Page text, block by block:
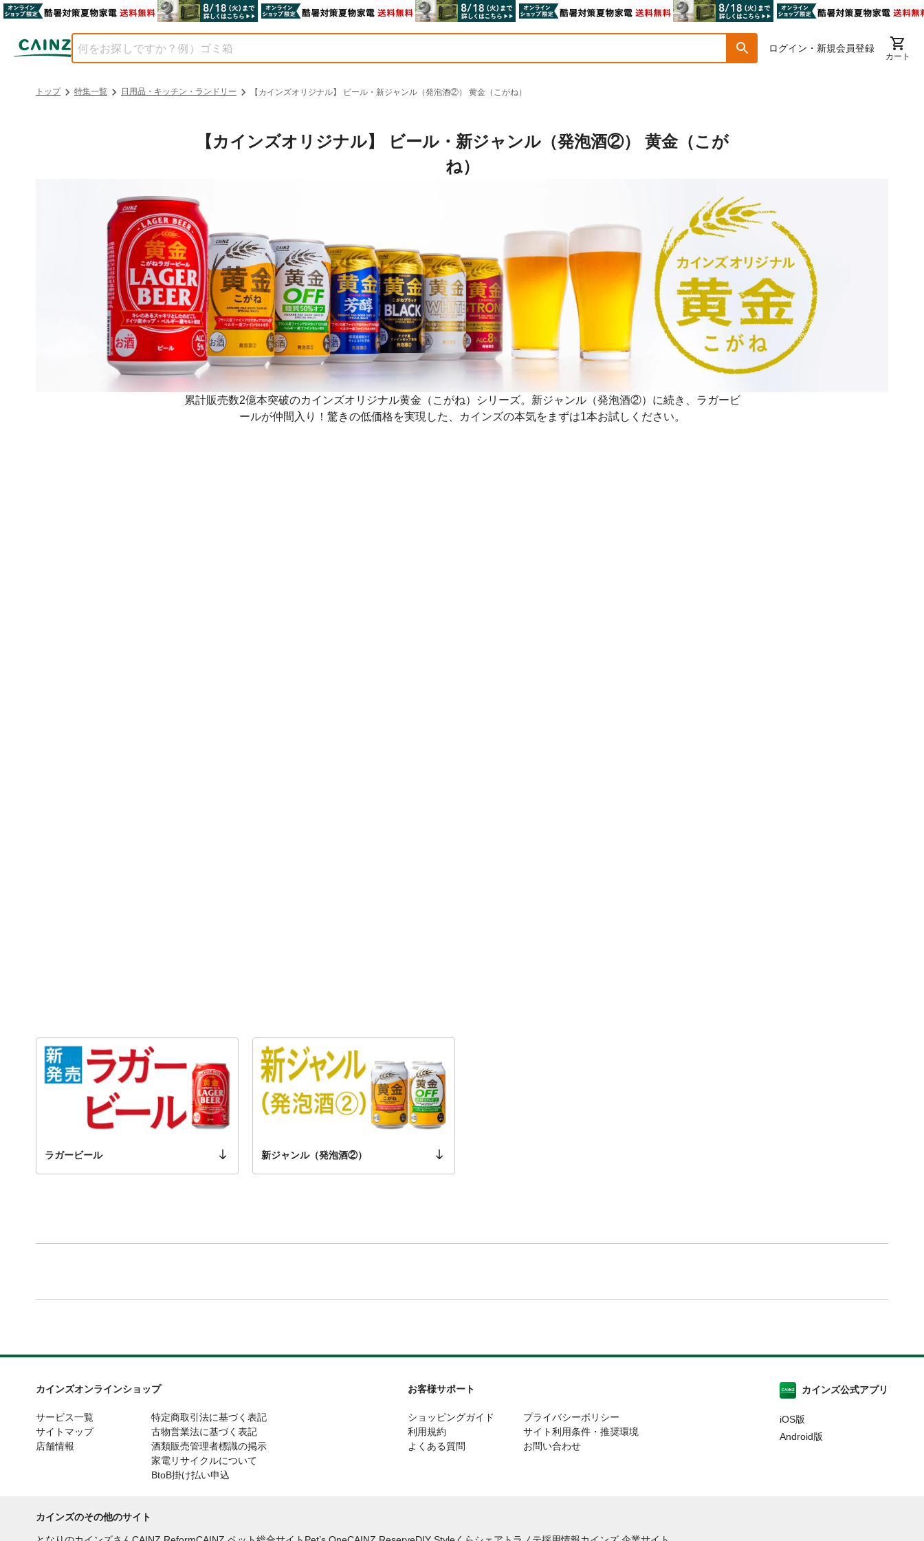
ログイン・新規会員登録
カート
トップ 特集一覧 日用品・キッチン・ランドリー 【カインズオリジナル】 ビール・新ジャンル（発泡酒②） 黄金（こがね）
【カインズオリジナル】 ビール・新ジャンル（発泡酒②） 黄金（こが
ね）
累計販売数2億本突破のカインズオリジナル黄金（こがね）シリーズ。新ジャンル（発泡酒②）に続き、ラガービ
ールが仲間入り！驚きの低価格を実現した、カインズの本気をまずは1本お試しください。
ラガービール 新ジャンル（発泡酒②）
カインズオンラインショップ
サービス一覧
サイトマップ
店舗情報
特定商取引法に基づく表記
古物営業法に基づく表記
酒類販売管理者標識の掲示
家電リサイクルについて
BtoB掛け払い申込
お客様サポート
ショッピングガイド
利用規約
よくある質問
プライバシーポリシー
サイト利用条件・推奨環境
お問い合わせ
カインズ公式アプリ
iOS版
Android版
カインズのその他のサイト